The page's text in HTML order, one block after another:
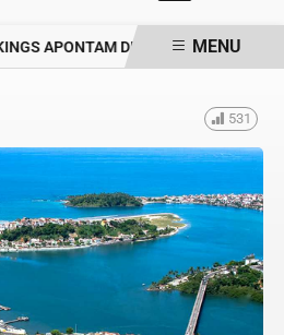
APONTAM DRA. RAISSA SOARES
MENU
531